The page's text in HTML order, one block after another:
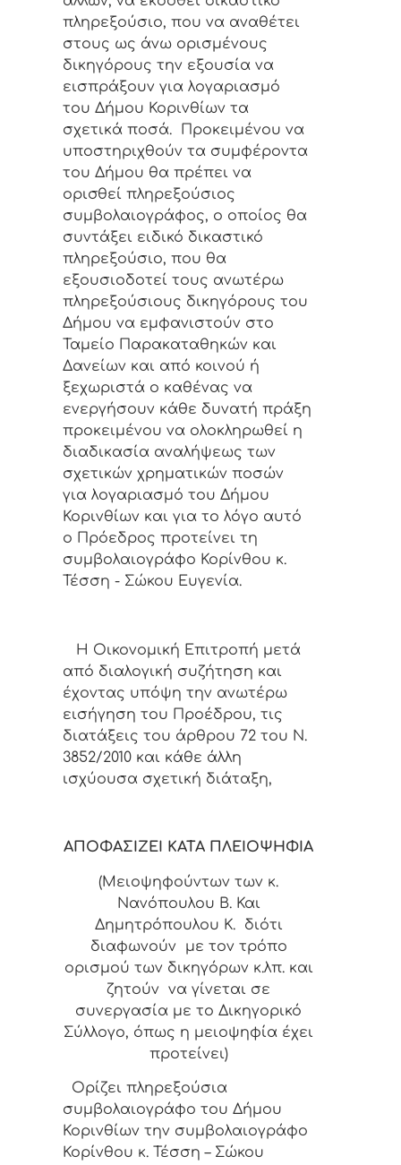
πληρεξούσιο, που να αναθέτει
στους ως άνω ορισμένους
δικηγόρους την εξουσία να
εισπράξουν για λογαριασμό
του Δήμου Κορινθίων τα
σχετικά ποσά. Προκειμένου να
υποστηριχθούν τα συμφέροντα
του Δήμου θα πρέπει να
ορισθεί πληρεξούσιος
συμβολαιογράφος, ο οποίος θα
συντάξει ειδικό δικαστικό
πληρεξούσιο, που θα
εξουσιοδοτεί τους ανωτέρω
πληρεξούσιους δικηγόρους του
Δήμου να εμφανιστούν στο
Ταμείο Παρακαταθηκών και
Δανείων και από κοινού ή
ξεχωριστά ο καθένας να
ενεργήσουν κάθε δυνατή πράξη
προκειμένου να ολοκληρωθεί η
διαδικασία αναλήψεως των
σχετικών χρηματικών ποσών
για λογαριασμό του Δήμου
Κορινθίων και για το λόγο αυτό
ο Πρόεδρος προτείνει τη
συμβολαιογράφο Κορίνθου κ.
Τέσση - Σώκου Ευγενία.
Η Οικονομική Επιτροπή μετά
από διαλογική συζήτηση και
έχοντας υπόψη την ανωτέρω
εισήγηση του Προέδρου, τις
διατάξεις του άρθρου 72 του Ν.
3852/2010 και κάθε άλλη
ισχύουσα σχετική διάταξη,
ΑΠΟΦΑΣΙΖΕΙ ΚΑΤΑ ΠΛΕΙΟΨΗΦΙΑ
(Μειοψηφούντων των κ.
Νανόπουλου Β. Και
Δημητρόπουλου Κ. διότι
διαφωνούν με τον τρόπο
ορισμού των δικηγόρων κ.λπ. και
ζητούν να γίνεται σε
συνεργασία με το Δικηγορικό
Σύλλογο, όπως η μειοψηφία έχει
προτείνει)
Ορίζει πληρεξούσια
συμβολαιογράφο του Δήμου
Κορινθίων την συμβολαιογράφο
Κορίνθου κ. Τέσση – Σώκου